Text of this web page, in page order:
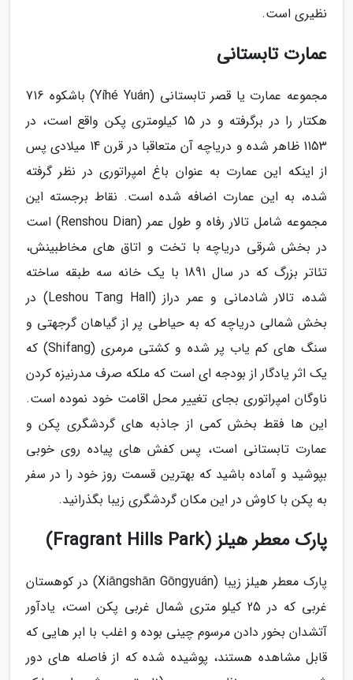
نظیری است.
عمارت تابستانی
مجموعه عمارت یا قصر تابستانی (Yíhé Yuán) باشکوه 716
هکتار را در برگرفته و در 15 کیلومتری پکن واقع است، در
1153 ظاهر شده و دریاچه آن متعاقبا در قرن 14 میلادی پس
از اینکه این عمارت به عنوان باغ امپراتوری در نظر گرفته
شده، به این عمارت اضافه شده است. نقاط برجسته این
مجموعه شامل تالار رفاه و طول عمر (Renshou Dian) است
در بخش شرقی دریاچه با تخت و اتاق های مخاطبینش،
تئاتر بزرگ که در سال 1891 با یک خانه سه طبقه ساخته
شده، تالار شادمانی و عمر دراز (Leshou Tang Hall) در
بخش شمالی دریاچه که به حیاطی پر از گیاهان گرجهتی و
سنگ های کم یاب پر شده و کشتی مرمری (Shifang) که
یک اثر یادگار از بودجه ای است که ملکه صرف مدرنیزه کردن
ناوگان امپراتوری بجای تغییر محل اقامت خود نموده است.
این ها فقط بخش کمی از جاذبه های گردشگری پکن و
عمارت تابستانی است، پس کفش های پیاده روی خوبی
بپوشید و آماده باشید که بهترین قسمت روز خود را در سفر
به پکن با کاوش در این مکان گردشگری زیبا بگذرانید.
پارک معطر هیلز (Fragrant Hills Park)
پارک معطر هیلز زیبا (Xiāngshān Gōngyuán) در کوهستان
غربی که در 25 کیلو متری شمال غربی پکن است، یادآور
آتشدان بخور دادن مرسوم چینی بوده و اغلب با ابر هایی که
قابل مشاهده هستند، پوشیده شده که از فاصله های دور